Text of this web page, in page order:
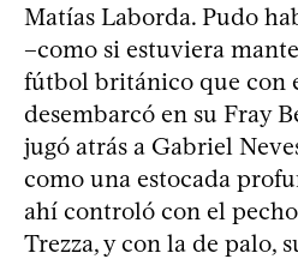
Matías Laborda. Pudo
–como si estuviera
fútbol británico que con
desembarcó en su Fray
jugó atrás a Gabriel
como una estocada
ahí controló con el
Trezza, y con la de palo,